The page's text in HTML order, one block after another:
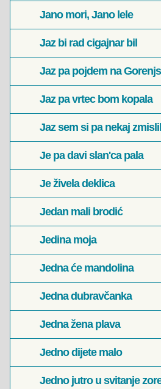
Jano mori, Jano lele
Jaz bi rad cigajnar bil
Jaz pa pojdem na
Jaz pa vrtec bom kopala
Jaz sem si pa nekaj zmislil
Je pa davi slan'ca pala
Je živela deklica
Jedan mali brodić
Jedina moja
Jedna će mandolina
Jedna dubravčanka
Jedna žena plava
Jedno dijete malo
Jedno jutro u svitanje